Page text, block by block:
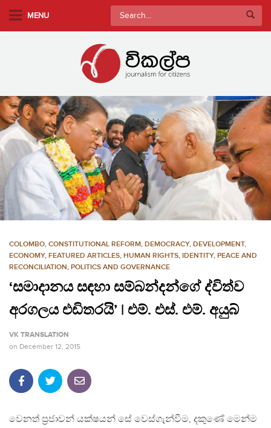
m
a
i
n
c
n
t
e
MENU
Search
for:
COLOMBO, CONSTITUTIONAL REFORM, DEMOCRACY, DEVELOPMENT,
ECONOMY, FEATURED ARTICLES, HUMAN RIGHTS, IDENTITY, PEACE AND
RECONCILIATION, POLITICS AND GOVERNANCE
‘සමාදානය සඳහා සම්බන්දන්ගේ ද්විත්ව
අරගලය එඩිතරයි’ | එම්. එස්. එම්. අයුබ්
VK TRANSLATION
on December 12, 2015
වෙනත් ප‍්‍රජාවන් යක්ෂයන් සේ වෙස්ගැන්වීම, දකුණේ මෙන්ම